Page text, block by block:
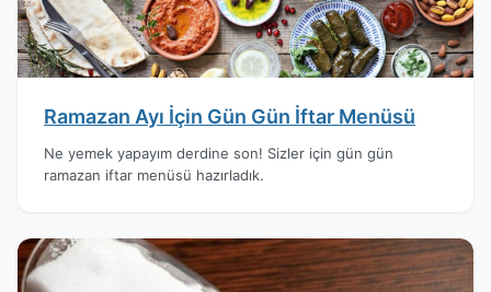
Ramazan Ayı İçin Gün Gün İftar Menüsü
Ne yemek yapayım derdine son! Sizler için gün gün
ramazan iftar menüsü hazırladık.